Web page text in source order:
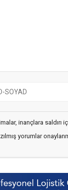
inançlara saldırı
yorumlar